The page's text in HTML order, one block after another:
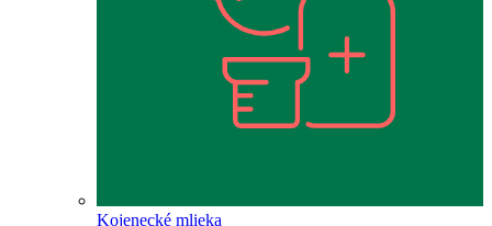
Kojenecké mlieka